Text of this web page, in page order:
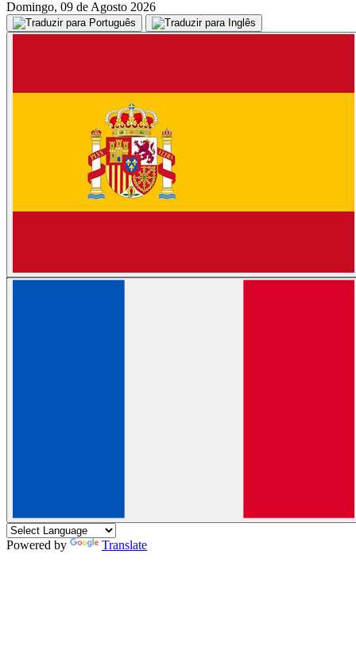
Aguarde, carregando...
Domingo, 09 de Agosto 2026
Powered by Translate
Contato/